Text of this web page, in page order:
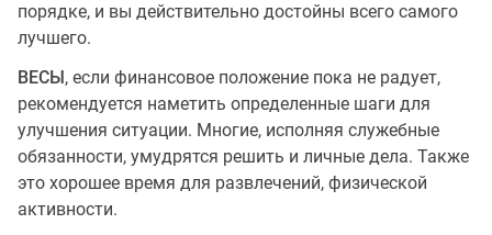
порядке, и вы действительно достойны всего самого
лучшего.
ВЕСЫ, если финансовое положение пока не радует,
рекомендуется наметить определенные шаги для
улучшения ситуации. Многие, исполняя служебные
обязанности, умудрятся решить и личные дела. Также
это хорошее время для развлечений, физической
активности.